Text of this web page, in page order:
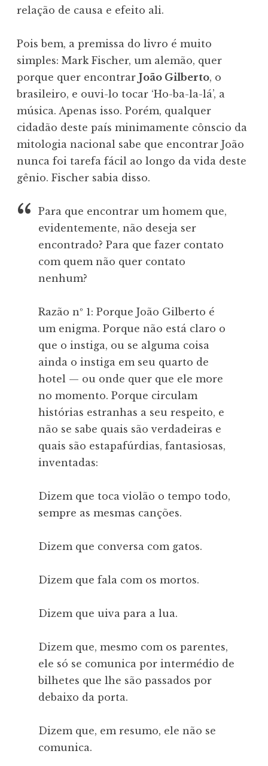
relação de causa e efeito ali.
Pois bem, a premissa do livro é muito
simples: Mark Fischer, um alemão, quer
porque quer encontrar João Gilberto, o
brasileiro, e ouvi-lo tocar ‘Ho-ba-la-lá’, a
música. Apenas isso. Porém, qualquer
cidadão deste país minimamente cônscio da
mitologia nacional sabe que encontrar João
nunca foi tarefa fácil ao longo da vida deste
gênio. Fischer sabia disso.
Para que encontrar um homem que,
evidentemente, não deseja ser
encontrado? Para que fazer contato
com quem não quer contato
nenhum?
Razão nº 1: Porque João Gilberto é
um enigma. Porque não está claro o
que o instiga, ou se alguma coisa
ainda o instiga em seu quarto de
hotel — ou onde quer que ele more
no momento. Porque circulam
histórias estranhas a seu respeito, e
não se sabe quais são verdadeiras e
quais são estapafúrdias, fantasiosas,
inventadas:
Dizem que toca violão o tempo todo,
sempre as mesmas canções.
Dizem que conversa com gatos.
Dizem que fala com os mortos.
Dizem que uiva para a lua.
Dizem que, mesmo com os parentes,
ele só se comunica por intermédio de
bilhetes que lhe são passados por
debaixo da porta.
Dizem que, em resumo, ele não se
comunica.